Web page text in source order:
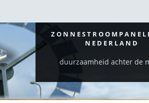
NEDERLAND
duurzaamheid achter de